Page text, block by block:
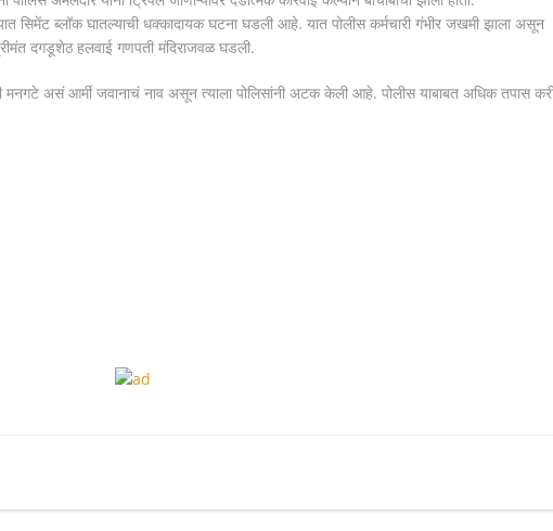
सिमेंट ब्लॉक घातल्याची धक्कादायक घटना घडली आहे. यात पोलीस कर्मचारी गंभीर जखमी झाला असून
दगडूशेठ हलवाई गणपती मंदिराजवळ घडली.
असं आर्मी जवानाचं नाव असून त्याला पोलिसांनी अटक केली आहे. पोलीस याबाबत अधिक तपास